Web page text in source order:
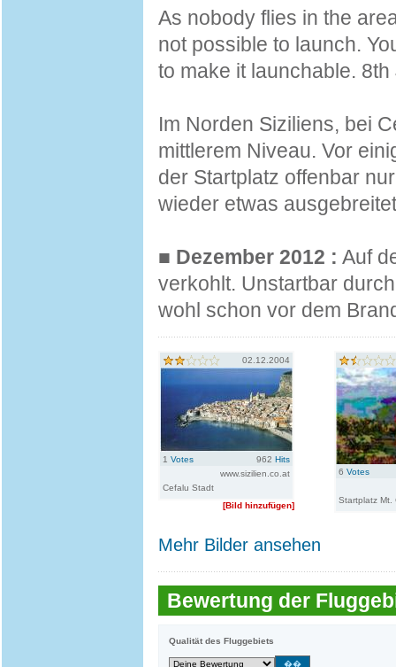
As nobody flies in the
not possible to launch.
to make it launchable.
Im Norden Siziliens, bei
mittlerem Niveau. Vor
der Startplatz offenbar
wieder etwas
■ Dezember 2012 : Auf
verkohlt. Unstartbar
wohl schon vor dem
02.12.2004
1 Votes 962 Hits
www.sizilien.co.at
Cefalu Stadt
[Bild hinzufügen]
6 Votes
Startplatz Mt.
Mehr Bilder ansehen
Bewertung der
Qualität des Fluggebiets